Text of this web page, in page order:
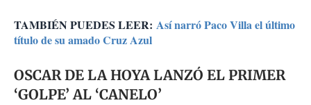
TAMBIÉN PUEDES LEER: Así narró Paco Villa el último
título de su amado Cruz Azul
OSCAR DE LA HOYA LANZÓ EL PRIMER
‘GOLPE’ AL ‘CANELO’